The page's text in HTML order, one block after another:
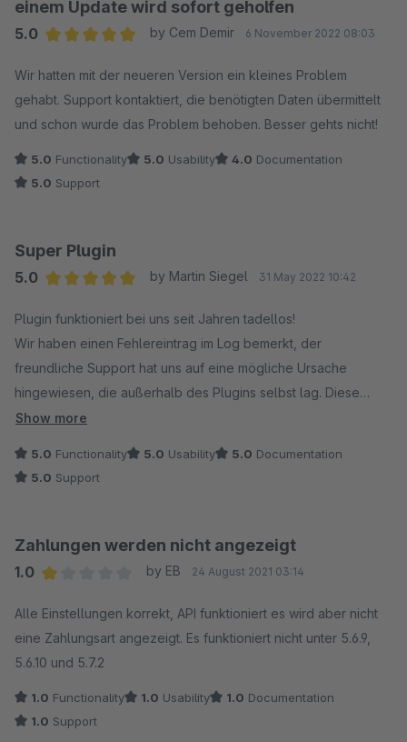
Lösungen bereits beschrieben:
zahlungsarten-werden-nicht-angezeigt
Wir freuen uns, wenn wir deine Anliegen zum Klarna
de/shopbetreiberbereich/support?category=account-
de/shopbetreiberbereich
einem Update wird sofort geholfen
5.0
by Cem Demir 6 November 2022 08:03
Wir hatten mit der neueren Version ein kleines Problem
gehabt. Support kontaktiert, die benötigten Daten übermittelt
und schon wurde das Problem behoben. Besser gehts nicht!
5.0 Functionality 5.0 Usability 4.0 Documentation
5.0 Support
Super Plugin
5.0
by Martin Siegel 31 May 2022 10:42
Plugin funktioniert bei uns seit Jahren tadellos!
Wir haben einen Fehlereintrag im Log bemerkt, der
freundliche Support hat uns auf eine mögliche Ursache
hingewiesen, die außerhalb des Plugins selbst lag. Diese
konnten wir aufgrund des Hinweises finden und beheben.
Show more
5.0 Functionality 5.0 Usability 5.0 Documentation
5.0 Support
Zahlungen werden nicht angezeigt
1.0
by EB 24 August 2021 03:14
Alle Einstellungen korrekt, API funktioniert es wird aber nicht
eine Zahlungsart angezeigt. Es funktioniert nicht unter 5.6.9,
5.6.10 und 5.7.2
1.0 Functionality 1.0 Usability 1.0 Documentation
1.0 Support